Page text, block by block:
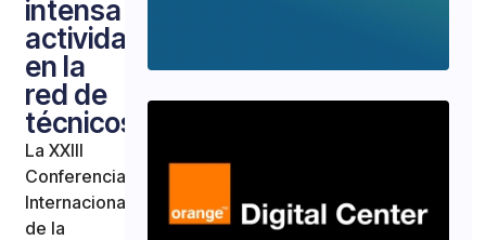
intensa
actividad
en la
red de
técnicos
La XXIII
Conferencia
Internacional
de la